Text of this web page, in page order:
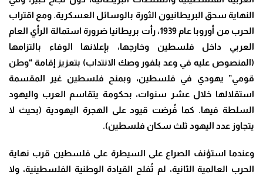
النهاية سحق البريطانيون الثورة بالوسائل العسكرية. ومع اقتراب
الحرب من أوروبا عام 1939، رأت بريطانيا ضرورة استمالة الرأي العام
العربي داخل فلسطين وخارجها، بإعلانها الوفاء بالتزامها
(المنصوص عليه في وعد بلفور وصك الانتداب) بتعزيز إقامة “وطن
قومي” يهودي في فلسطين، وبمنح فلسطين غير المقسمة
استقلالها خلال عشر سنوات، بحكومة يتقاسم العرب واليهود
السلطة فيها. كما فُرضت قيود على الهجرة اليهودية (بحيث لا
يتجاوز عدد اليهود ثلث سكان فلسطين).
وعندما استؤنف الصراع على السيطرة على فلسطين قرب نهاية
الحرب العالمية الثانية، لم تُفلح القيادة الوطنية الفلسطينية، ولا